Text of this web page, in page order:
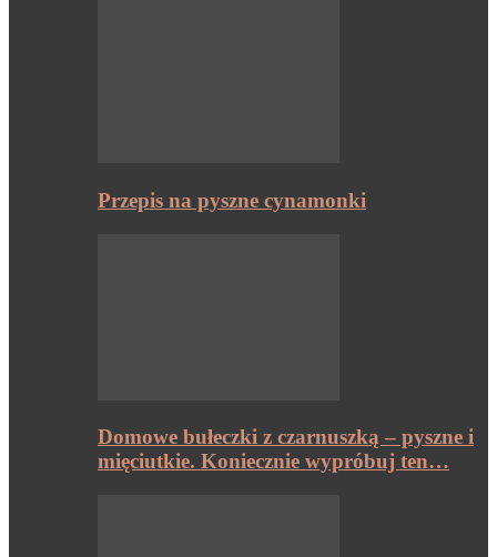
Przepis na pyszne cynamonki
Domowe bułeczki z czarnuszką – pyszne i
mięciutkie. Koniecznie wypróbuj ten…